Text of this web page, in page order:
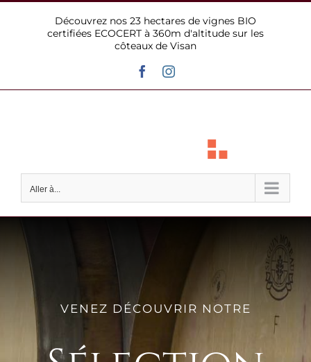
Découvrez nos 23 hectares de vignes BIO
certifiées ECOCERT à 360m d'altitude sur les
côteaux de Visan
FacebookInstagram
Aller à...
VENEZ DÉCOUVRIR NOTRE